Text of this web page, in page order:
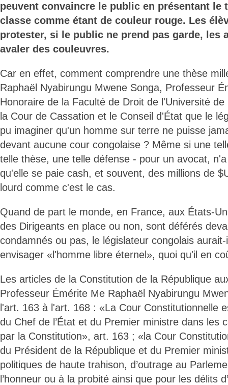
peuvent convaincre le public en présentant le
classe comme étant de couleur rouge. Les
protester, si le public ne prend pas garde, les
avaler des couleuvres.
Car en effet, comment comprendre une thèse
Raphaël Nyabirungu Mwene Songa, Professeur
Honoraire de la Faculté de Droit de l'Université
la Cour de Cassation et le Conseil d'État que le
pu imaginer qu'un homme sur terre ne puisse
devant aucune cour congolaise ? Même si une
telle thèse, une telle défense - pour un avocat,
qu'elle se paie cash, et souvent, des millions de
lourd comme c'est le cas.
Quand de part le monde, en France, aux États-
des Dirigeants en place ou non, sont déférés
condamnés ou pas, le législateur congolais
envisager «l'homme libre éternel», quoi qu'il en
Les articles de la Constitution de la République
Professeur Émérite Me Raphaël Nyabirungu
l'art. 163 à l'art. 168 : «La Cour Constitutionnelle
du Chef de l’État et du Premier ministre dans les
par la Constitution», art. 163 ; «la Cour
du Président de la République et du Premier
politiques de haute trahison, d’outrage au
l’honneur ou à la probité ainsi que pour les délits